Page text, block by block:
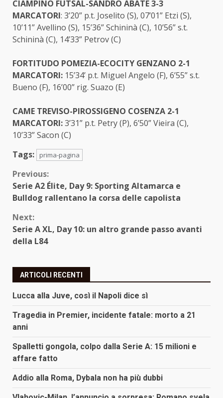
CIAMPINO FUTSAL-SANDRO ABATE 3-3
MARCATORI: 3’20” p.t. Joselito (S), 07’01” Etzi (S),
10’11” Avellino (S), 15’36” Schininà (C), 10’56” s.t.
Schininà (C), 14’33” Petrov (C)
FORTITUDO POMEZIA-ECOCITY GENZANO 2-1
MARCATORI: 15’34’ p.t. Miguel Angelo (F), 6’55” s.t.
Bueno (F), 16’00” rig. Suazo (E)
CAME TREVISO-PIROSSIGENO COSENZA 2-1
MARCATORI:3’31” p.t. Petry (P), 6’50” Vieira (C),
10’33” Sacon (C)
Tags:
prima-pagina
Continue
Reading
Previous:
Serie A2 Élite, Day 9: Sporting Altamarca e
Bulldog rallentano la corsa delle capolista
Next:
Serie A XL, Day 10: un altro grande passo avanti
della L84
ARTICOLI RECENTI
Lucca alla Juve, così il Napoli dice sì
Tragedia in Premier, incidente fatale: morto a 21
anni
Spalletti gongola, colpo dalla Serie A: 15 milioni e
affare fatto
Addio alla Roma, Dybala non ha più dubbi